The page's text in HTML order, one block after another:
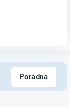
Poradna